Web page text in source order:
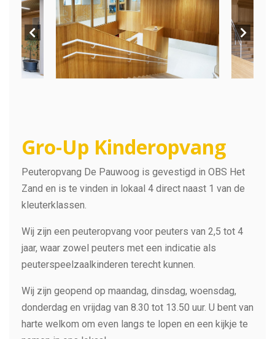
Gro-Up Kinderopvang
Peuteropvang De Pauwoog is gevestigd in OBS Het
Zand en is te vinden in lokaal 4 direct naast 1 van de
kleuterklassen.
Wij zijn een peuteropvang voor peuters van 2,5 tot 4
jaar, waar zowel peuters met een indicatie als
peuterspeelzaalkinderen terecht kunnen.
Wij zijn geopend op maandag, dinsdag, woensdag,
donderdag en vrijdag van 8.30 tot 13.50 uur. U bent van
harte welkom om even langs te lopen en een kijkje te